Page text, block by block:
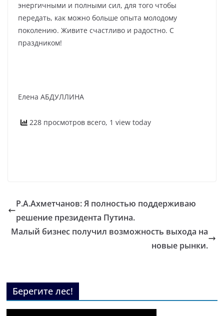
энергичными и полными сил, для того чтобы
передать, как можно больше опыта молодому
поколению. Живите счастливо и радостно. С
праздником!
Елена АБДУЛЛИНА
228 просмотров всего, 1 view today
Р.А.Ахметчанов: Я полностью поддерживаю
решение президента Путина.
Малый бизнес получил возможность выхода на
новые рынки.
Берегите лес!